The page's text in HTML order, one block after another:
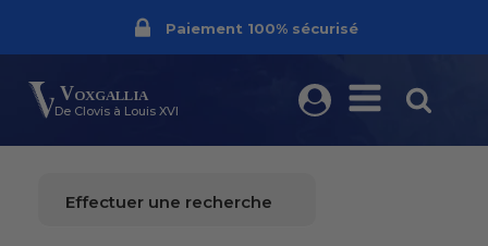
Frais de port offerts dès 70€
Paiement 100% sécurisé
Livraison dans le monde entier
Fabriqué en France
Voxgallia
De Clovis à Louis XVI
Effectuer une recherche